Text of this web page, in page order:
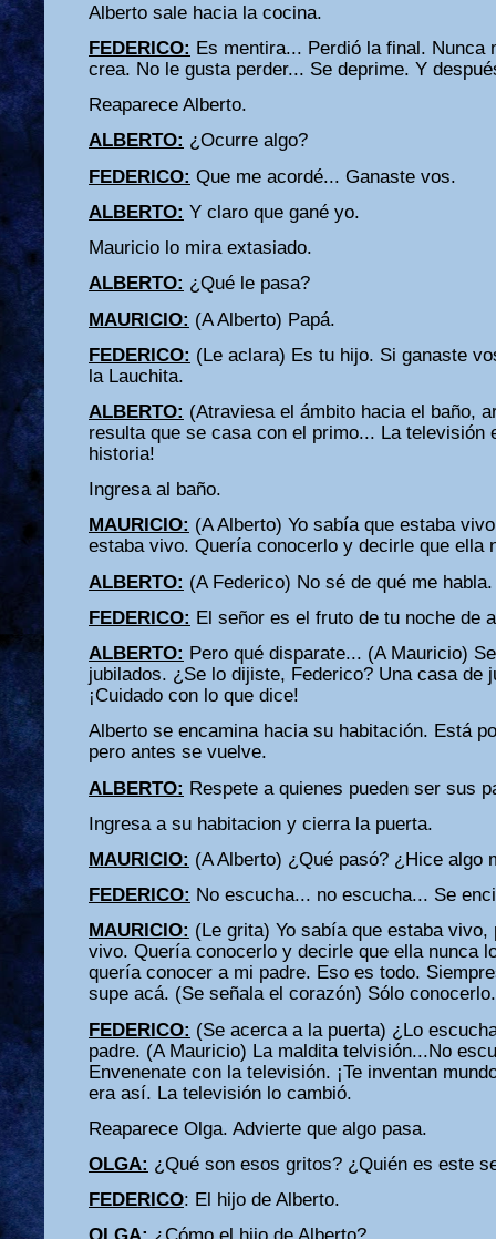
Alberto sale hacia la cocina.
FEDERICO: Es mentira... Perdió la final. Nunca
crea. No le gusta perder... Se deprime. Y
Reaparece Alberto.
ALBERTO: ¿Ocurre algo?
FEDERICO: Que me acordé... Ganaste vos.
ALBERTO: Y claro que gané yo.
Mauricio lo mira extasiado.
ALBERTO: ¿Qué le pasa?
MAURICIO: (A Alberto) Papá.
FEDERICO: (Le aclara) Es tu hijo. Si ganaste
la Lauchita.
ALBERTO: (Atraviesa el ámbito hacia el baño,
resulta que se casa con el primo... La televisión
historia!
Ingresa al baño.
MAURICIO: (A Alberto) Yo sabía que estaba
estaba vivo. Quería conocerlo y decirle que ella
ALBERTO: (A Federico) No sé de qué me habla.
FEDERICO: El señor es el fruto de tu noche de
ALBERTO: Pero qué disparate... (A Mauricio)
jubilados. ¿Se lo dijiste, Federico? Una casa de
¡Cuidado con lo que dice!
Alberto se encamina hacia su habitación. Está
pero antes se vuelve.
ALBERTO: Respete a quienes pueden ser sus
Ingresa a su habitacion y cierra la puerta.
MAURICIO: (A Alberto) ¿Qué pasó? ¿Hice algo
FEDERICO: No escucha... no escucha... Se
MAURICIO: (Le grita) Yo sabía que estaba
vivo. Quería conocerlo y decirle que ella nunca
quería conocer a mi padre. Eso es todo.
supe acá. (Se señala el corazón) Sólo
FEDERICO: (Se acerca a la puerta) ¿Lo
padre. (A Mauricio) La maldita telvisión...No
Envenenate con la televisión. ¡Te inventan
era así. La televisión lo cambió.
Reaparece Olga. Advierte que algo pasa.
OLGA: ¿Qué son esos gritos? ¿Quién es este
FEDERICO: El hijo de Alberto.